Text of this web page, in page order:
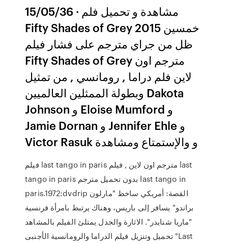
15/05/36 · مشاهدة و تحميل فلم
Fifty Shades of Grey 2015 خمسين
ظل من جراي مترجم على فشار فيلم
Fifty Shades of Grey مترجم اون
لاين فلم دراما , رومانسي , من تمثيل
وبطولة الممثلين العالميين Dakota
Johnson و Eloise Mumford و
Jamie Dornan و Jennifer Ehle و
Victor Rasuk و والإستمتاع ومشاهدة
فيلم last tango in paris مترجم اون لاين , فيلم last
tango in paris بدون تحميل مترجم last tango in
paris.1972:dvdrip القصة: أمريكي ساخط "مارلون
براندو" يسافر إلى باريس، وهناك يرتبط بامرأة فرنسية
"ماريا شنايدر". الاثارة والجدل يمتلئ الفيلم بالمشاهد
تحميل وتنزيل فيلم الدراما والرومانسية الأجنبى "Last